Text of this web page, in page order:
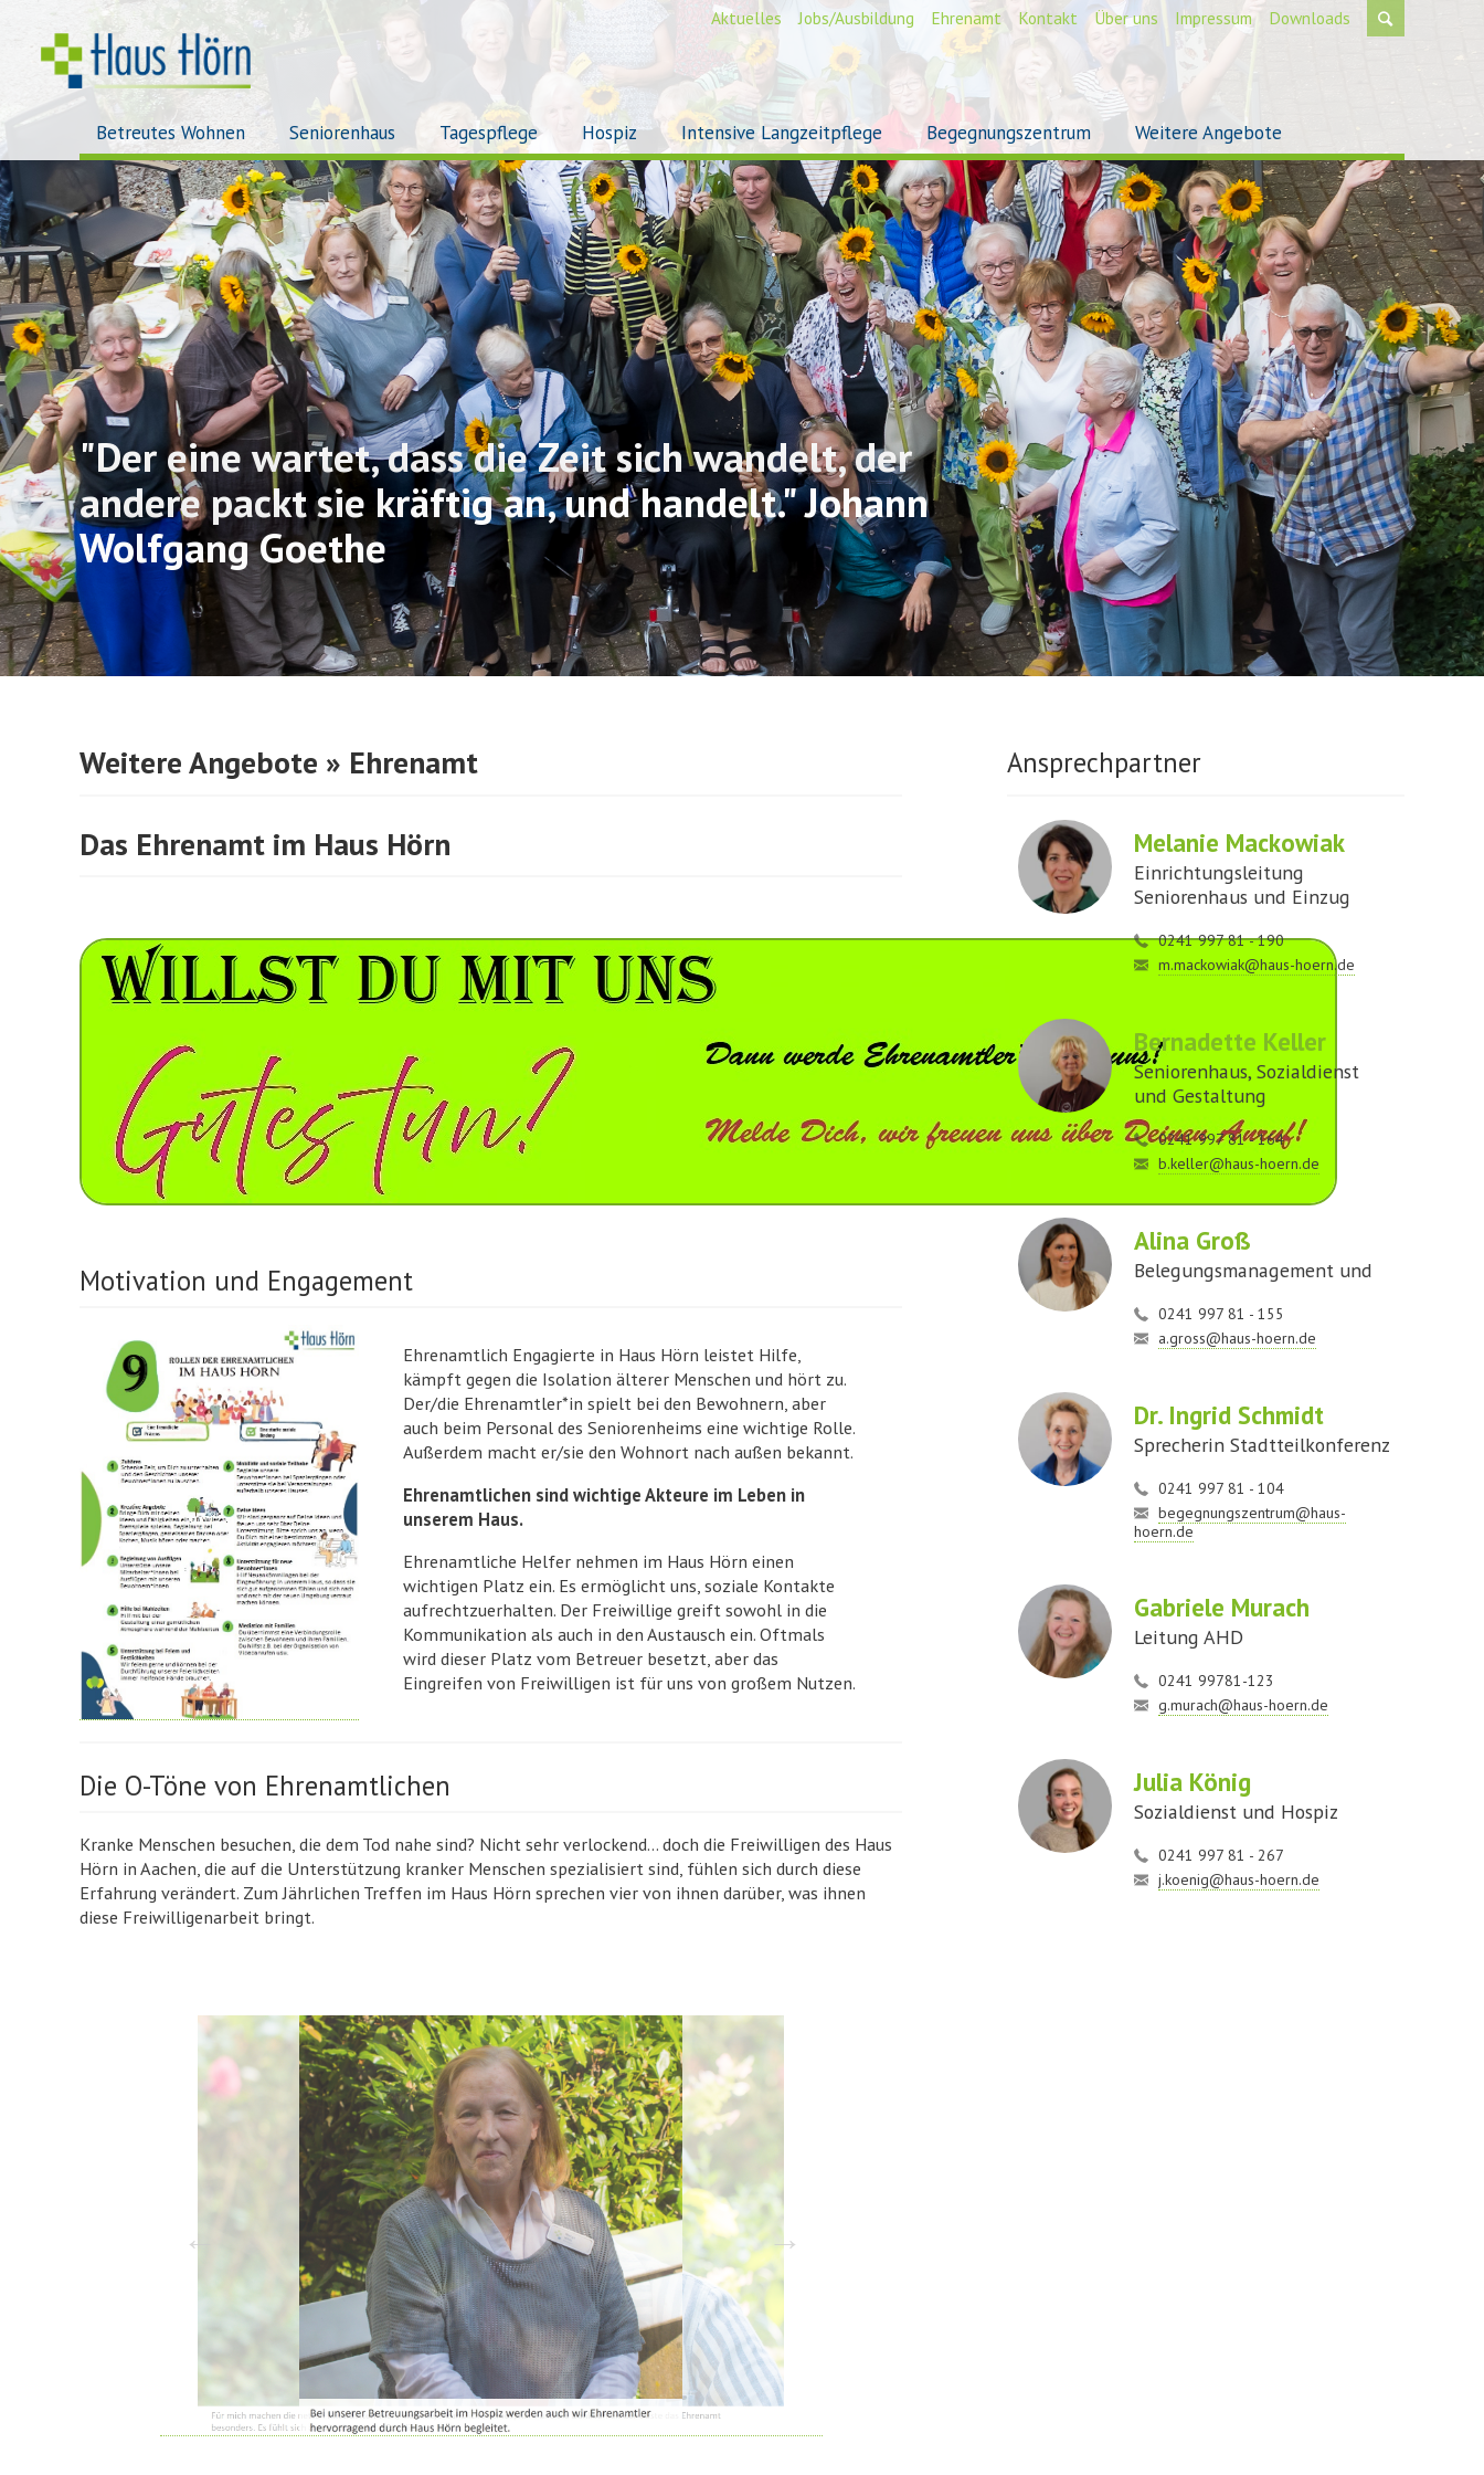
Betreutes Wohnen Seniorenhaus Tagespflege Hospiz Intensive Langzeitpflege Begegnungszentrum Weitere Angebote
Aktuelles Jobs/Ausbildung Ehrenamt Kontakt Über uns Impressum Downloads
"Der eine wartet, dass die Zeit sich wandelt, der
andere packt sie kräftig an, und handelt." Johann
Wolfgang Goethe
Weitere Angebote » Ehrenamt
Das Ehrenamt im Haus Hörn
Motivation und Engagement
Ehrenamtlich Engagierte in Haus Hörn leistet Hilfe,
kämpft gegen die Isolation älterer Menschen und hört zu.
Der/die Ehrenamtler*in spielt bei den Bewohnern, aber
auch beim Personal des Seniorenheims eine wichtige Rolle.
Außerdem macht er/sie den Wohnort nach außen bekannt.
Ehrenamtlichen sind wichtige Akteure im Leben in
unserem Haus.
Ehrenamtliche Helfer nehmen im Haus Hörn einen
wichtigen Platz ein. Es ermöglicht uns, soziale Kontakte
aufrechtzuerhalten. Der Freiwillige greift sowohl in die
Kommunikation als auch in den Austausch ein. Oftmals
wird dieser Platz vom Betreuer besetzt, aber das
Eingreifen von Freiwilligen ist für uns von großem Nutzen.
Die O-Töne von Ehrenamtlichen
Kranke Menschen besuchen, die dem Tod nahe sind? Nicht sehr verlockend… doch die Freiwilligen des Haus
Hörn in Aachen, die auf die Unterstützung kranker Menschen spezialisiert sind, fühlen sich durch diese
Erfahrung verändert. Zum Jährlichen Treffen im Haus Hörn sprechen vier von ihnen darüber, was ihnen
diese Freiwilligenarbeit bringt.
Ansprechpartner
Melanie Mackowiak
Einrichtungsleitung
Seniorenhaus und Einzug
0241 997 81 - 190
m.mackowiak@haus-hoern.de
Bernadette Keller
Seniorenhaus, Sozialdienst
und Gestaltung
0241 997 81 - 164
b.keller@haus-hoern.de
Alina Groß
Belegungsmanagement und
0241 997 81 - 155
a.gross@haus-hoern.de
Dr. Ingrid Schmidt
Sprecherin Stadtteilkonferenz
0241 997 81 - 104
begegnungszentrum@haus-
hoern.de
Gabriele Murach
Leitung AHD
0241 99781-123
g.murach@haus-hoern.de
Julia König
Sozialdienst und Hospiz
0241 997 81 - 267
j.koenig@haus-hoern.de